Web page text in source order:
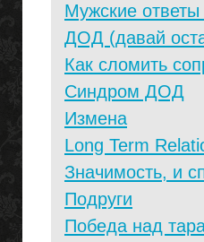
Мужские ответы
ДОД (давай
Как сломить
Синдром ДОД
Измена
Long Term
Значимость, и
Подруги
Победа над